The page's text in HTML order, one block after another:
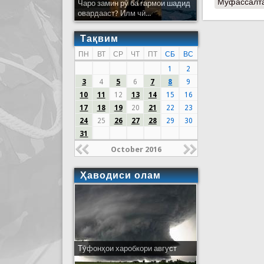
Чаро замин рӯ ба гармои шадид
овардааст? Илм чӣ...
Тақвим
ПН ВТ СР ЧТ ПТ СБ
ВС
1
2
3
4 5 6 7 8
9
10
11 12 13 14 15
16
17
18 19 20 21 22
23
24
25 26 27 28 29
30
31
October 2016
Ҳаводиси олам
Тӯфонҳои харобкори август